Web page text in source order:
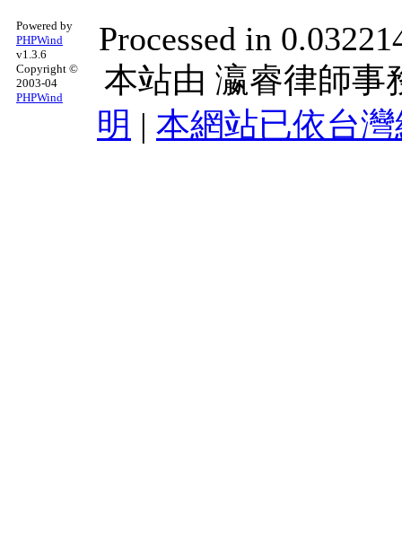
Powered by
PHPWind
v1.3.6
Copyright ©
2003-04
PHPWind
Processed in
本站由 瀛睿律師事
明 | 本網站已依台